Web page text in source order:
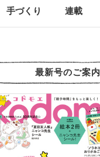
手づくり 連載
最新号のご案内